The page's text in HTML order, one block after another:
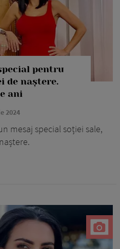
pentru
de naștere.
ani
2024
mesaj special soției sale,